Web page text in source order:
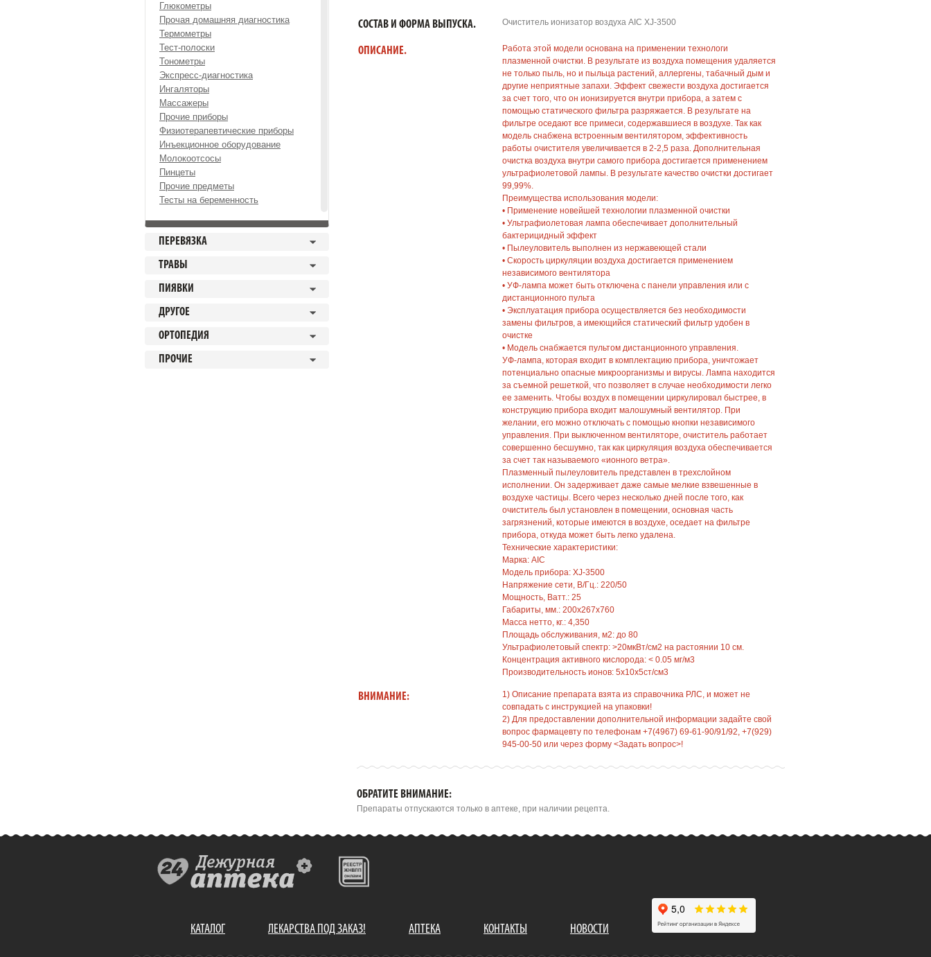
Глюкометры
Прочая домашняя диагностика
Термометры
Тест-полоски
Тонометры
Экспресс-диагностика
Ингаляторы
Массажеры
Прочие приборы
Физиотерапевтические приборы
Инъекционное оборудование
Молокоотсосы
Пинцеты
Прочие предметы
Тесты на беременность
ПЕРЕВЯЗКА
ТРАВЫ
ПИЯВКИ
ДРУГОЕ
ОРТОПЕДИЯ
ПРОЧИЕ
СОСТАВ И ФОРМА ВЫПУСКА. Очиститель ионизатор воздуха AIC XJ-3500
ОПИСАНИЕ.
Работа этой модели основана на применении технологи
плазменной очистки. В результате из воздуха помещения удаляется
не только пыль, но и пыльца растений, аллергены, табачный дым и
другие неприятные запахи. Эффект свежести воздуха достигается
за счет того, что он ионизируется внутри прибора, а затем с
помощью статического фильтра разряжается. В результате на
фильтре оседают все примеси, содержавшиеся в воздухе. Так как
модель снабжена встроенным вентилятором, эффективность
работы очистителя увеличивается в 2-2,5 раза. Дополнительная
очистка воздуха внутри самого прибора достигается применением
ультрафиолетовой лампы. В результате качество очистки достигает
99,99%.
Преимущества использования модели:
• Применение новейшей технологии плазменной очистки
• Ультрафиолетовая лампа обеспечивает дополнительный
бактерицидный эффект
• Пылеуловитель выполнен из нержавеющей стали
• Скорость циркуляции воздуха достигается применением
независимого вентилятора
• УФ-лампа может быть отключена с панели управления или с
дистанционного пульта
• Эксплуатация прибора осуществляется без необходимости
замены фильтров, а имеющийся статический фильтр удобен в
очистке
• Модель снабжается пультом дистанционного управления.
УФ-лампа, которая входит в комплектацию прибора, уничтожает
потенциально опасные микроорганизмы и вирусы. Лампа находится
за съемной решеткой, что позволяет в случае необходимости легко
ее заменить. Чтобы воздух в помещении циркулировал быстрее, в
конструкцию прибора входит малошумный вентилятор. При
желании, его можно отключать с помощью кнопки независимого
управления. При выключенном вентиляторе, очиститель работает
совершенно бесшумно, так как циркуляция воздуха обеспечивается
за счет так называемого «ионного ветра».
Плазменный пылеуловитель представлен в трехслойном
исполнении. Он задерживает даже самые мелкие взвешенные в
воздухе частицы. Всего через несколько дней после того, как
очиститель был установлен в помещении, основная часть
загрязнений, которые имеются в воздухе, оседает на фильтре
прибора, откуда может быть легко удалена.
Технические характеристики:
Марка: AIC
Модель прибора: XJ-3500
Напряжение сети, В/Гц.: 220/50
Мощность, Ватт.: 25
Габариты, мм.: 200х267х760
Масса нетто, кг.: 4,350
Площадь обслуживания, м2: до 80
Ультрафиолетовый спектр: >20мкВт/см2 на растоянии 10 см.
Концентрация активного кислорода: < 0.05 мг/м3
Производительность ионов: 5x10х5ст/см3
ВНИМАНИЕ:
1) Описание препарата взята из справочника РЛС, и может не
совпадать с инструкцией на упаковки!
2) Для предоставлении дополнительной информации задайте свой
вопрос фармацевту по телефонам +7(4967) 69-61-90/91/92, +7(929)
945-00-50 или через форму <Задать вопрос>!
ОБРАТИТЕ ВНИМАНИЕ:
Препараты отпускаются только в аптеке, при наличии рецепта.
КАТАЛОГ ЛЕКАРСТВА ПОД ЗАКАЗ! АПТЕКА КОНТАКТЫ НОВОСТИ